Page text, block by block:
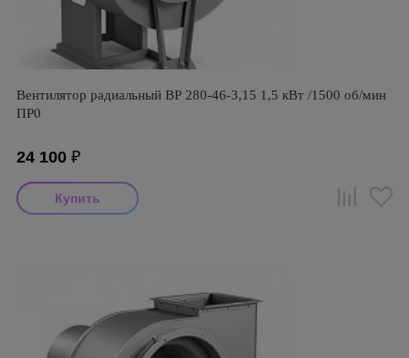
Вентилятор радиальный ВР 280-46-3,15 1,5 кВт /1500 об/мин
ПР0
24 100 ₽